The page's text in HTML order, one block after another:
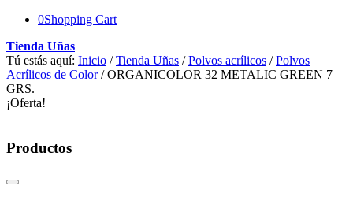
0Shopping Cart
Tienda Uñas
Tú estás aquí: Inicio / Tienda Uñas / Polvos acrílicos / Polvos
Acrílicos de Color / ORGANICOLOR 32 METALIC GREEN 7
GRS.
¡Oferta!
Productos